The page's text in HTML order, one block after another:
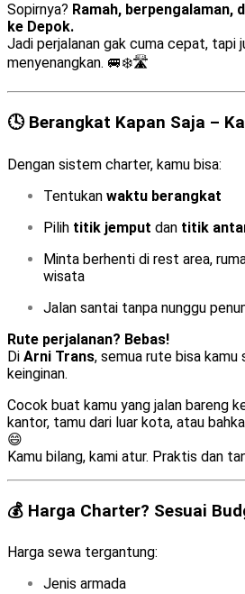
Sopirnya? Ramah,
ke Depok.
Jadi perjalanan gak cuma cepat, tapi
menyenangkan. 🚐❄️🛣️
🕓 Berangkat Kapan Saja –
Dengan sistem charter, kamu bisa:
Tentukan waktu berangkat
Pilih titik jemput dan titik
Minta berhenti di rest area,
wisata
Jalan santai tanpa nunggu
Rute perjalanan? Bebas!
Di Arni Trans, semua rute bisa kamu
keinginan.
Cocok buat kamu yang jalan bareng
kantor, tamu dari luar kota, atau
😄
Kamu bilang, kami atur. Praktis dan
💰 Harga Charter? Sesuai
Harga sewa tergantung:
Jenis armada